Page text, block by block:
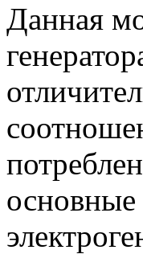
Данная
основные